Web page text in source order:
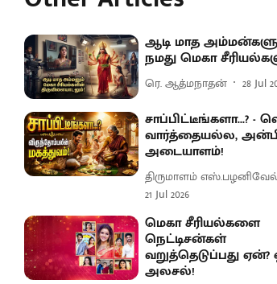
ஆடி மாத
நமது மெகா
ரெ. ஆத்மநாதன் 28 Jul
சாப்பிட்டீங்களா...? -
வார்த்தையல்ல,
அடையாளம்!
திருமாளம்
21 Jul 2026
மெகா சீரியல்களை
நெட்டிசன்கள்
வறுத்தெடுப்பது ஏன்?
அலசல்!